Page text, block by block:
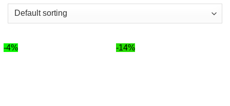
-4% -14%